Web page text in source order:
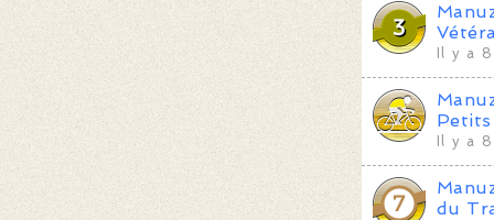
Il y a
Il y a
du